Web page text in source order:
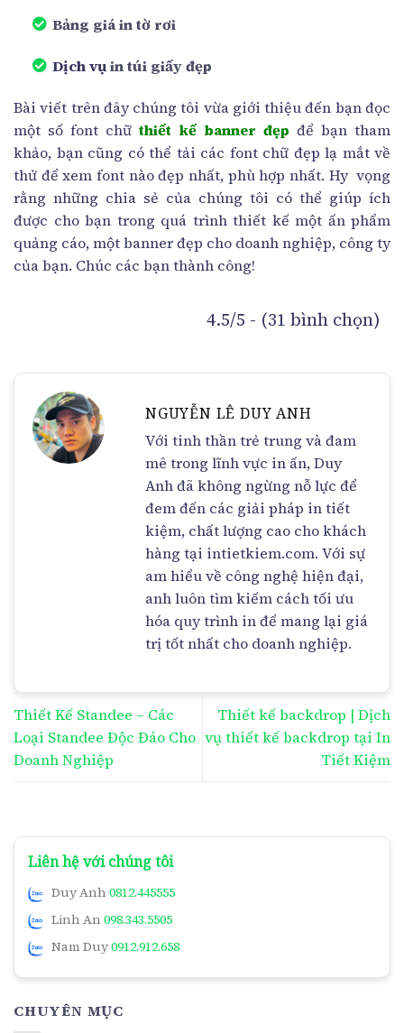
Bảng giá in tờ rơi
Dịch vụin túi giấy đẹp
Bài viết trên đây chúng tôi vừa giới thiệu đến bạn đọc
một số font chữthiết kế banner đẹp để bạn tham
khảo, bạn cũng có thể tải các font chữ đẹp lạ mắt về
thử để xem font nào đẹp nhất, phù hợp nhất. Hy vọng
rằng những chia sẻ của chúng tôi có thể giúp ích
được cho bạn trong quá trình thiết kế một ấn phẩm
quảng cáo, một banner đẹp cho doanh nghiệp, công ty
của bạn. Chúc các bạn thành công!
4.5/5 - (31 bình chọn)
NGUYỄN LÊ DUY ANH
Với tinh thần trẻ trung và đam
mê trong lĩnh vực in ấn, Duy
Anh đã không ngừng nỗ lực để
đem đến các giải pháp in tiết
kiệm, chất lượng cao cho khách
hàng tại intietkiem.com. Với sự
am hiểu về công nghệ hiện đại,
anh luôn tìm kiếm cách tối ưu
hóa quy trình in để mang lại giá
trị tốt nhất cho doanh nghiệp.
Thiết Kế Standee – Các
Loại Standee Độc Đáo Cho
Doanh Nghiệp
Thiết kế backdrop | Dịch
vụ thiết kế backdrop tại In
Tiết Kiệm
Liên hệ với chúng tôi
Duy Anh 0812.445555
Linh An 098.343.5505
Nam Duy0912.912.658
CHUYÊN MỤC